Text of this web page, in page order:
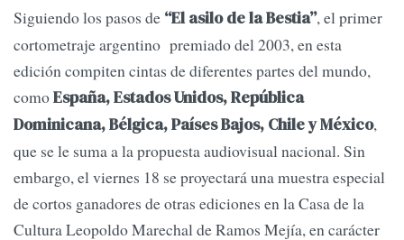
Siguiendo los pasos de “El asilo de la Bestia”, el primer
cortometraje argentino premiado del 2003, en esta
edición compiten cintas de diferentes partes del mundo,
comoEspaña, Estados Unidos, República
Dominicana, Bélgica, Países Bajos, Chile y México,
que se le suma a la propuesta audiovisual nacional. Sin
embargo, el viernes 18 se proyectará una muestra especial
de cortos ganadores de otras ediciones en la Casa de la
Cultura Leopoldo Marechal de Ramos Mejía, en carácter